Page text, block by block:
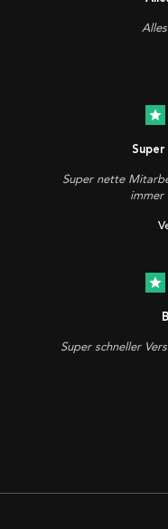
star
Super nette
immer
star
Super schneller